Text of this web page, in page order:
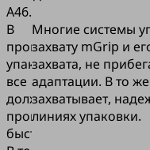
A46.
В
процессе
упаковки
все
должно
происходить
быстро.
Многие системы
захвату mGrip и
захвата, не
адаптации. В то
захватывает,
линиях упаковки.